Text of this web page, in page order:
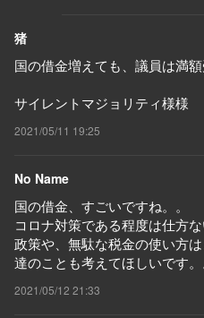
猪
国の借金増えても、議員は満額
サイレントマジョリティ様様
2021/05/11 19:25
No Name
国の借金、すごいですね。。
コロナ対策である程度は仕方
政策や、無駄な税金の使い方
達のことも考えてほしいです。
2021/05/12 21:33